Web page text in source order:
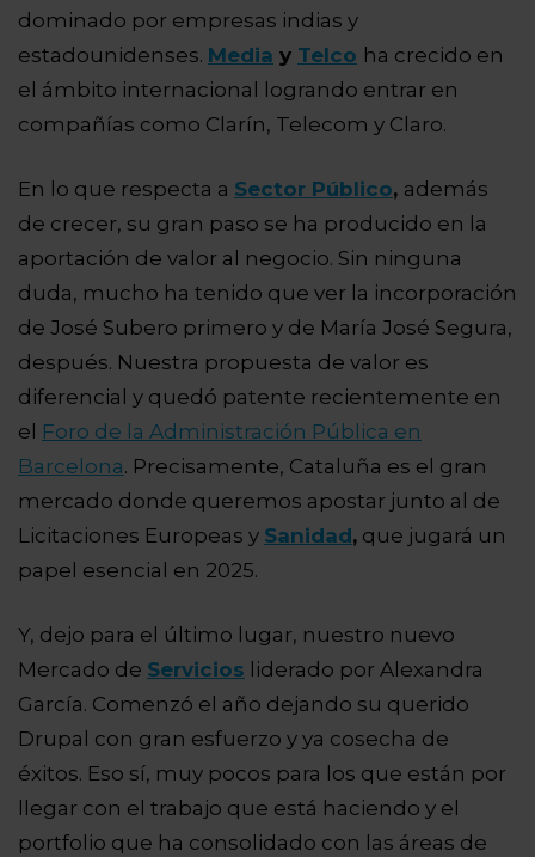
dominado por empresas indias y
estadounidenses. Media y Telco ha crecido en
el ámbito internacional logrando entrar en
compañías como Clarín, Telecom y Claro.
En lo que respecta a Sector Público, además
de crecer, su gran paso se ha producido en la
aportación de valor al negocio. Sin ninguna
duda, mucho ha tenido que ver la incorporación
de José Subero primero y de María José Segura,
después. Nuestra propuesta de valor es
diferencial y quedó patente recientemente en
el Foro de la Administración Pública en
Barcelona. Precisamente, Cataluña es el gran
mercado donde queremos apostar junto al de
Licitaciones Europeas y Sanidad, que jugará un
papel esencial en 2025.
Y, dejo para el último lugar, nuestro nuevo
Mercado de Servicios liderado por Alexandra
García. Comenzó el año dejando su querido
Drupal con gran esfuerzo y ya cosecha de
éxitos. Eso sí, muy pocos para los que están por
llegar con el trabajo que está haciendo y el
portfolio que ha consolidado con las áreas de